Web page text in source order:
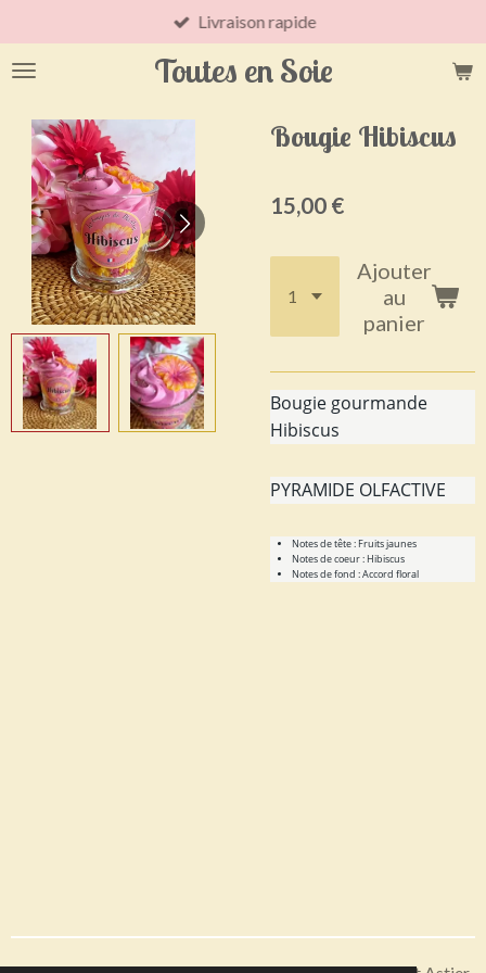
au
contenu
Toutes en Soie
Livraison rapide
Bougie Hibiscus
15,00 €
Ajouter
au
panier
Bougie gourmande
Hibiscus
PYRAMIDE OLFACTIVE
Notes de tête :Fruits jaunes
Notes de coeur :Hibiscus
Notes de fond :Accord floral